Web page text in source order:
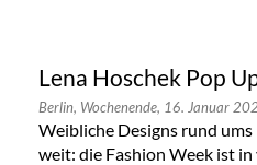
Lena Hoschek Pop
Berlin, Wochenende, 16. Januar
Weibliche Designs rund
weit: die Fashion Week ist